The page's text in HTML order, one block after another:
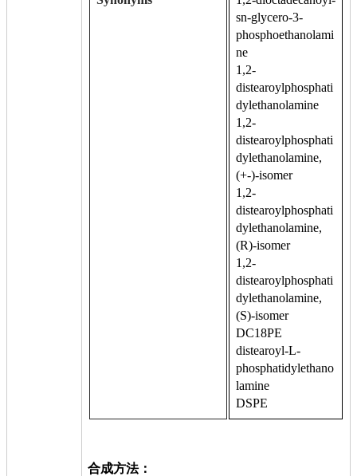
sn-glycero-3-
phosphoethanolami
ne
1,2-
distearoylphosphati
dylethanolamine
1,2-
distearoylphosphati
dylethanolamine,
(+-)-isomer
1,2-
distearoylphosphati
dylethanolamine,
(R)-isomer
1,2-
distearoylphosphati
dylethanolamine,
(S)-isomer
DC18PE
distearoyl-L-
phosphatidylethano
lamine
DSPE
合成方法：